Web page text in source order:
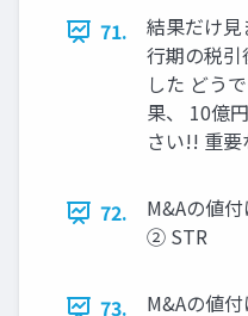
71.
結果だけ
行期の税
した どう
果、 10億
さい!! 重要
72.
M&Aの値
② STR
73.
M&Aの値